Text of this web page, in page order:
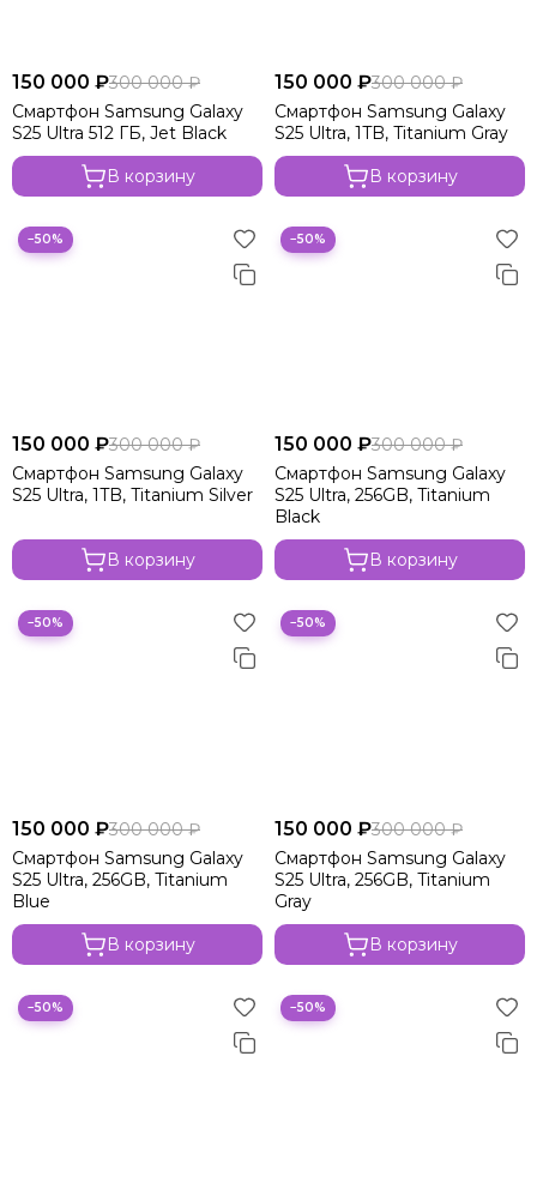
150 000 ₽300 000 ₽
Смартфон Samsung Galaxy
S25 Ultra 512 ГБ, Jet Black
В корзину
150 000 ₽300 000 ₽
Смартфон Samsung Galaxy
S25 Ultra, 1TB, Titanium Gray
В корзину
−50%
150 000 ₽300 000 ₽
Смартфон Samsung Galaxy
S25 Ultra, 1TB, Titanium Silver
В корзину
−50%
150 000 ₽300 000 ₽
Смартфон Samsung Galaxy
S25 Ultra, 256GB, Titanium
Black
В корзину
−50%
150 000 ₽300 000 ₽
Смартфон Samsung Galaxy
S25 Ultra, 256GB, Titanium
Blue
В корзину
−50%
150 000 ₽300 000 ₽
Смартфон Samsung Galaxy
S25 Ultra, 256GB, Titanium
Gray
В корзину
−50% −50%